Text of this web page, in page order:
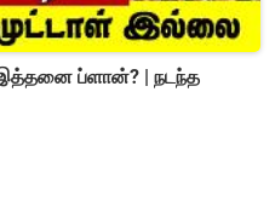
இத்தனை ப்ளான்? | நடந்த